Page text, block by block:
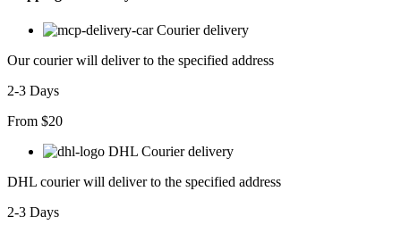
Courier delivery
Our courier will deliver to the specified address
2-3 Days
From $20
DHL Courier delivery
DHL courier will deliver to the specified address
2-3 Days